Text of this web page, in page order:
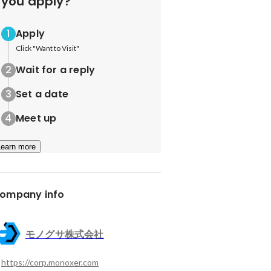
Apply
Click "Want to Visit"
Wait for a reply
Set a date
Meet up
more
info
モノグサ株式会社
https://corp.monoxer.com